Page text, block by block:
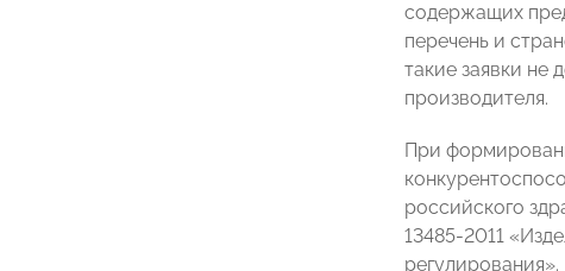
содержащих
перечень и
такие заявки не
производителя.
При
российского
13485-2011
регулирования».